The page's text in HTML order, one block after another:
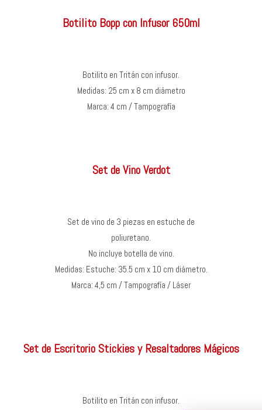
Botilito Bopp con Infusor 650ml
Botilito en Tritán con infusor.
Medidas: 25 cm x 8 cm diámetro
Marca: 4 cm / Tampografía
Set de Vino Verdot
Set de vino de 3 piezas en estuche de
poliuretano.
No incluye botella de vino.
Medidas: Estuche: 35.5 cm x 10 cm diámetro.
Marca: 4,5 cm / Tampografía / Láser
Set de Escritorio Stickies y Resaltadores Mágicos
Botilito en Tritán con infusor.